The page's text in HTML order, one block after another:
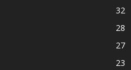
32
28
27
23